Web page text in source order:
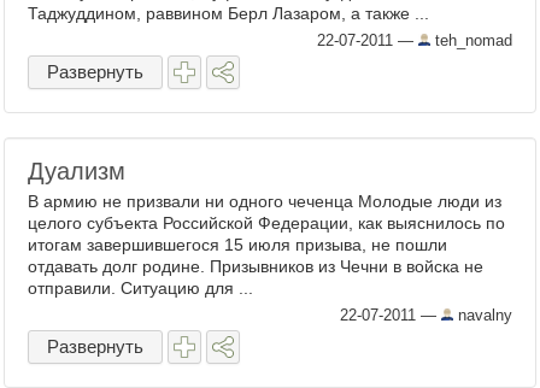
Видеотоп
Таджуддином, раввином Берл Лазаром, а также ...
22-07-2011 — teh_nomad
Развернуть
Дуализм
В армию не призвали ни одного чеченца Молодые люди из
целого субъекта Российской Федерации, как выяснилось по
итогам завершившегося 15 июля призыва, не пошли
отдавать долг родине. Призывников из Чечни в войска не
отправили. Ситуацию для ...
22-07-2011 — navalny
Развернуть